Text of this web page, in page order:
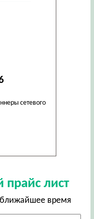
сетевого
лист
ближайшее время